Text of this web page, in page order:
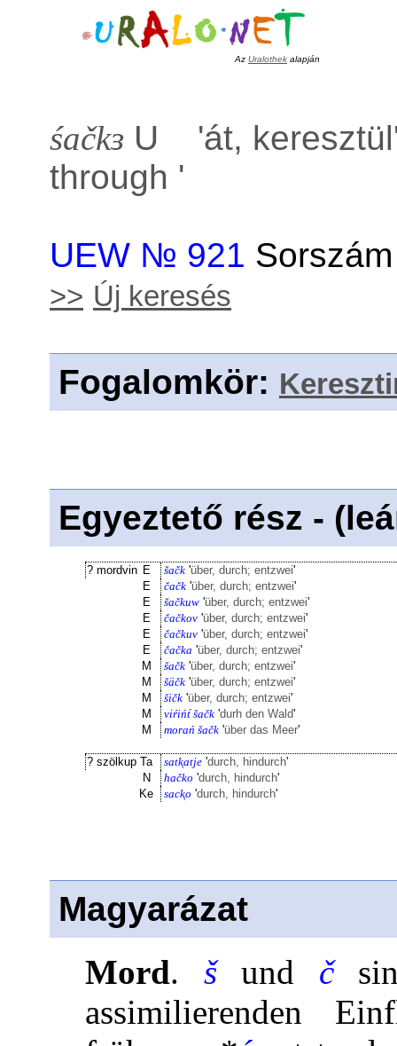
Az Uralothek alapján
śačkɜ U 'át, keresztül
through '
UEW № 921
>> Új keresés
Fogalomkör:
Egyeztető rész -
? mordvin E šačk 'über, durch; entzwei'
E
čačk 'über, durch; entzwei'
E
šačkuw 'über, durch; entzwei'
E
čačkov 'über, durch; entzwei'
E
čačkuv 'über, durch; entzwei'
E
čačka 'über, durch; entzwei'
M
šačk 'über, durch; entzwei'
M
šäčk 'über, durch; entzwei'
M
šičk 'über, durch; entzwei'
M
viŕińt́ šačk 'durh den Wald'
M
morań šačk 'über das Meer'
? szölkup Ta satk͔atje 'durch, hindurch'
N
hačko 'durch, hindurch'
Ke
sack͔o 'durch, hindurch'
Magyarázat
Mord. šund č
assimilierenden